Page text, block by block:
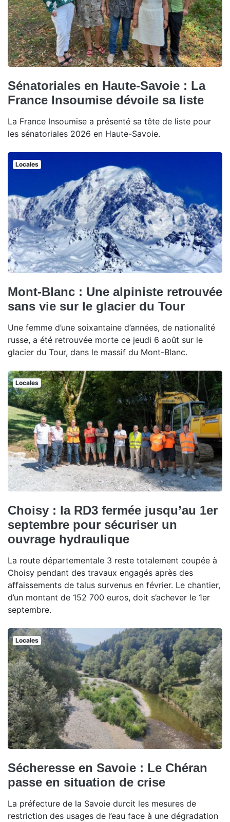
Sénatoriales en Haute-Savoie : La
France Insoumise dévoile sa liste
La France Insoumise a présenté sa tête de liste pour
les sénatoriales 2026 en Haute-Savoie.
Locales
Mont-Blanc : Une alpiniste retrouvée
sans vie sur le glacier du Tour
Une femme d’une soixantaine d’années, de nationalité
russe, a été retrouvée morte ce jeudi 6 août sur le
glacier du Tour, dans le massif du Mont-Blanc.
Locales
Choisy : la RD3 fermée jusqu’au 1er
septembre pour sécuriser un
ouvrage hydraulique
La route départementale 3 reste totalement coupée à
Choisy pendant des travaux engagés après des
affaissements de talus survenus en février. Le chantier,
d’un montant de 152 700 euros, doit s’achever le 1er
septembre.
Locales
Sécheresse en Savoie : Le Chéran
passe en situation de crise
La préfecture de la Savoie durcit les mesures de
restriction des usages de l’eau face à une dégradation